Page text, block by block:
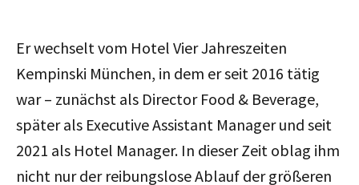
Er wechselt vom Hotel Vier Jahreszeiten
Kempinski München, in dem er seit 2016 tätig
war – zunächst als Director Food & Beverage,
später als Executive Assistant Manager und seit
2021 als Hotel Manager. In dieser Zeit oblag ihm
nicht nur der reibungslose Ablauf der größeren